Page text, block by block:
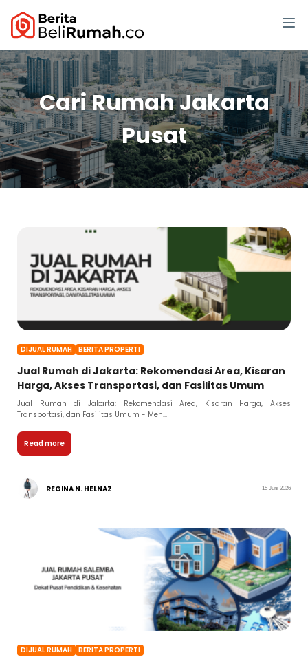
Cari Rumah Jakarta
Pusat
DIJUAL RUMAH BERITA PROPERTI
Jual Rumah di Jakarta: Rekomendasi Area, Kisaran
Harga, Akses Transportasi, dan Fasilitas Umum
Jual Rumah di Jakarta: Rekomendasi Area, Kisaran Harga, Akses
Transportasi, dan Fasilitas Umum - Men...
Read more
REGINA N. HELNAZ 15 Juni 2026
DIJUAL RUMAH BERITA PROPERTI